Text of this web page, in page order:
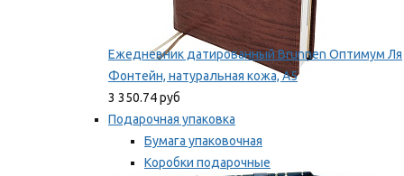
Ежедневник датированный Brunnen Оптимум Ля
Фонтейн, натуральная кожа, А5
3 350.74 руб
Подарочная упаковка
Бумага упаковочная
Коробки подарочные